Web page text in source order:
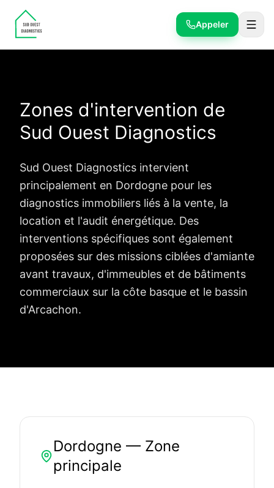
Appeler
Zones d'intervention de
Sud Ouest Diagnostics
Sud Ouest Diagnostics intervient
principalement en Dordogne pour les
diagnostics immobiliers liés à la vente, la
location et l'audit énergétique. Des
interventions spécifiques sont également
proposées sur des missions ciblées d'amiante
avant travaux, d'immeubles et de bâtiments
commerciaux sur la côte basque et le bassin
d'Arcachon.
Dordogne — Zone
principale